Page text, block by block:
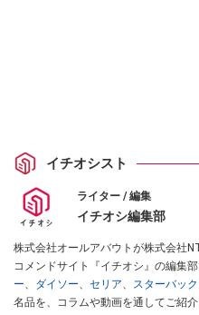
イチオシスト
ライター / 編集
イチオシ編集部
株式会社オールアバウトが株式会社
コメンドサイト『イチオシ』の編集部
ー、 ダイソー、 セリア、 スターバッ
名品を、コラムや動画を通してご紹